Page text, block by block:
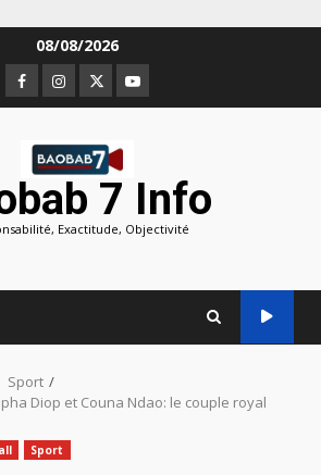
08/08/2026
Facebook
Instagram
TwitterYoutube
7 Info
Exactitude, Objectivité
Sport
Diop et Couna Ndao: le couple royal
Sport